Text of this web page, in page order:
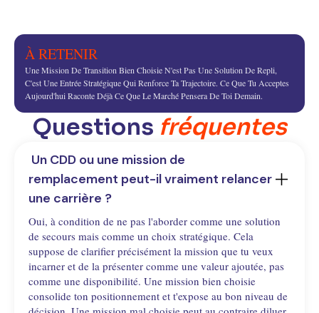
À RETENIR
Une Mission De Transition Bien Choisie N'est Pas Une Solution De Repli,
C'est Une Entrée Stratégique Qui Renforce Ta Trajectoire. Ce Que Tu Acceptes
Aujourd'hui Raconte Déjà Ce Que Le Marché Pensera De Toi Demain.
Questions fréquentes
remplacement peut-il vraiment relancer
une carrière ?
Oui, à condition de ne pas l'aborder comme une solution
de secours mais comme un choix stratégique. Cela
suppose de clarifier précisément la mission que tu veux
incarner et de la présenter comme une valeur ajoutée, pas
comme une disponibilité. Une mission bien choisie
consolide ton positionnement et t'expose au bon niveau de